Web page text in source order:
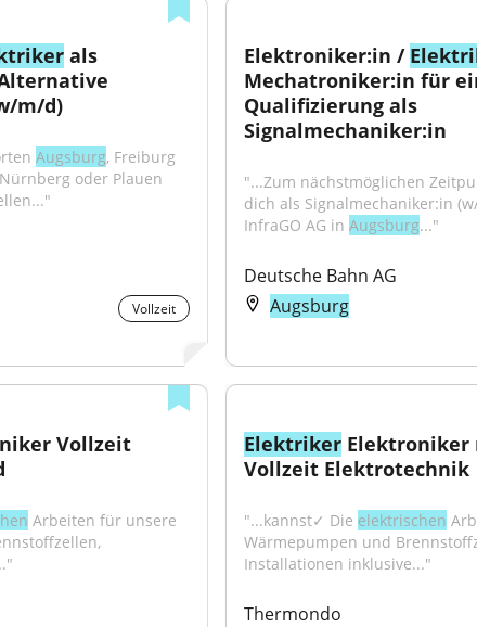
als
m/d)
Augsburg, Freiburg
oder Plauen
Vollzeit
Elektroniker:in /
Mechatroniker:in für
Qualifizierung als
Signalmechaniker:in
"...Zum nächstmöglichen
dich als Signalmechaniker:in
InfraGO AG in Augsburg..."
Deutsche Bahn AG
Augsburg
Vollzeit
Arbeiten für unsere
Elektriker Elektroniker
Vollzeit Elektrotechnik
"...kannst✓ Die elektrischen
Wärmepumpen und
Installationen inklusive..."
Thermondo